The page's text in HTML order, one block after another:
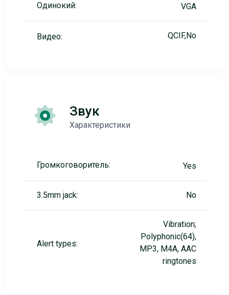
Одинокий: VGA
Видео: QCIF,No
Звук
Характеристики
Громкоговоритель: Yes
3.5mm jack: No
Alert types:
Vibration;
Polyphonic(64),
MP3, M4A, AAC
ringtones